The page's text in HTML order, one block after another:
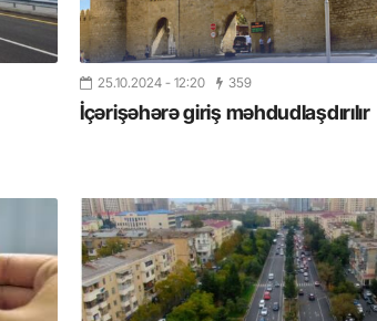
25.10.2024 - 12:20 359
İçərişəhərə giriş məhdudlaşdırılır